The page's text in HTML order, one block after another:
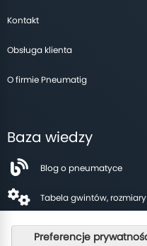
Kontakt
Obsługa klienta
O firmie Pneumatig
Baza wiedzy
Blog o pneumatyce
Tabela gwintów, rozmiary